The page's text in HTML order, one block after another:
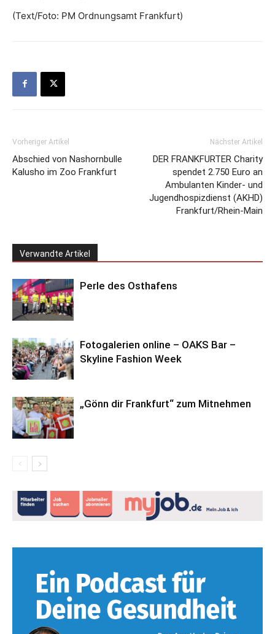
(Text/Foto: PM Ordnungsamt Frankfurt)
Vorheriger Artikel
Abschied von Nashornbulle
Kalusho im Zoo Frankfurt
Nächster Artikel
DER FRANKFURTER Charity
spendet 2.750 Euro an
Ambulanten Kinder- und
Jugendhospizdienst (AKHD)
Frankfurt/Rhein-Main
Verwandte Artikel
Perle des Osthafens
Fotogalerien online – OAKS Bar –
Skyline Fashion Week
„Gönn dir Frankfurt“ zum Mitnehmen